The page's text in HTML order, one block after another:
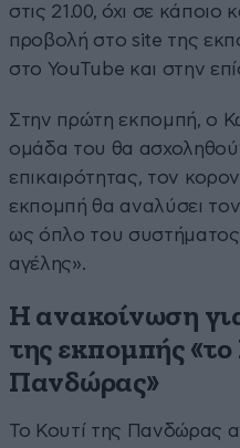
στις 21.00, όχι σε
προβολή στο site της
στο YouTube και στην
Στην πρώτη εκπομπή, ο
ομάδα του θα
επικαιρότητας, τον
εκπομπή θα αναλύσει
ως όπλο του συστήματος
αγέλης».
Η ανακοίνωση
της εκπομπής «το
Πανδώρας»
Το Κουτί της Πανδώρας